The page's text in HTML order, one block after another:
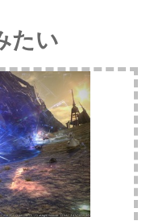
たい